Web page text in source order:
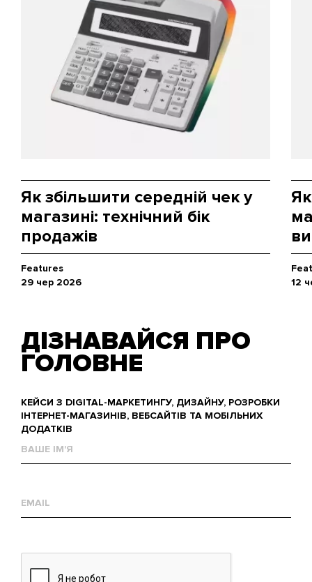
Як збільшити середній чек у
магазині: технічний бік
продажів
Features
29 чер 2026
12
ДІЗНАВАЙСЯ ПРО
ГОЛОВНЕ
КЕЙСИ З DIGITAL-МАРКЕТИНГУ, ДИЗАЙНУ, РОЗРОБКИ
ІНТЕРНЕТ-МАГАЗИНІВ, ВЕБСАЙТІВ ТА МОБІЛЬНИХ
ДОДАТКІВ
им'я
mail